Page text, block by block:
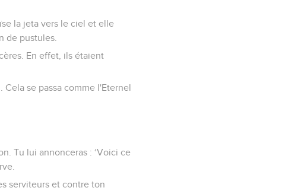
la jeta vers le ciel et elle
de pustules.
En effet, ils étaient
se passa comme l'Eternel
Tu lui annonceras : ‘Voici ce
serviteurs et contre ton